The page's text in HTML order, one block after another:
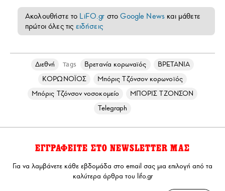
Ακολουθήστε το LiFO.gr στοGoogle News και μάθετε
πρώτοι όλες τις ειδήσεις
Διεθνή Tags Βρετανία κορωναϊός
ΒΡΕΤΑΝΙΑ
ΚΟΡΩΝΟΪΟΣ
Μπόρις Τζόνσον κορωνοϊός
Μπόρις Τζόνσον νοσοκομείο
ΜΠΟΡΙΣ ΤΖΟΝΣΟΝ
Telegraph
ΕΓΓΡΑΦΕΙΤΕ ΣΤΟ NEWSLETTER ΜΑΣ
Για να λαμβάνετε κάθε εβδομάδα στο email σας μια επιλογή από τα
καλύτερα άρθρα του lifo.gr